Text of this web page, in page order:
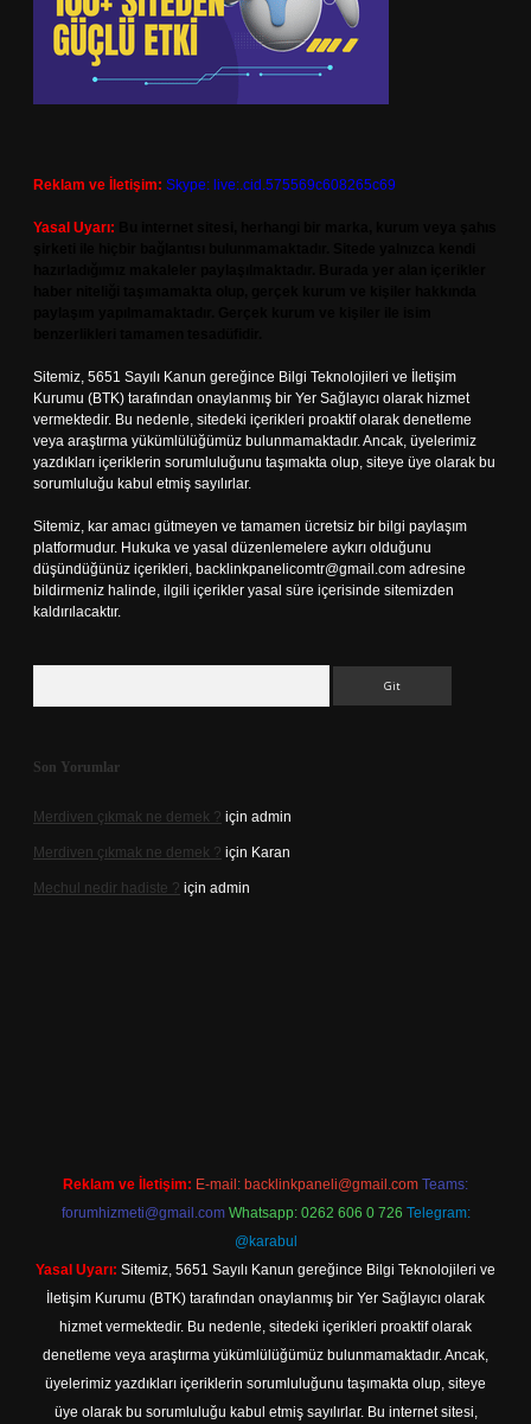
Reklam ve İletişim: Skype: live:.cid.575569c608265c69
Yasal Uyarı:
Sitemiz, 5651 Sayılı Kanun gereğince Bilgi Teknolojileri ve İletişim
Kurumu (BTK) tarafından onaylanmış bir Yer Sağlayıcı olarak hizmet
vermektedir. Bu nedenle, sitedeki içerikleri proaktif olarak denetleme
veya araştırma yükümlülüğümüz bulunmamaktadır. Ancak, üyelerimiz
yazdıkları içeriklerin sorumluluğunu taşımakta olup, siteye üye olarak bu
sorumluluğu kabul etmiş sayılırlar.
Sitemiz, kar amacı gütmeyen ve tamamen ücretsiz bir bilgi paylaşım
platformudur. Hukuka ve yasal düzenlemelere aykırı olduğunu
düşündüğünüz içerikleri, backlinkpanelicomtr@gmail.com adresine
bildirmeniz halinde, ilgili içerikler yasal süre içerisinde sitemizden
kaldırılacaktır.
Son Yorumlar
Merdiven çıkmak ne demek ? için admin
Merdiven çıkmak ne demek ? için Karan
Mechul nedir hadiste ? için admin
Reklam ve İletişim: E-mail: backlinkpaneli@gmail.com Teams:
forumhizmeti@gmail.com Whatsapp: 0262 606 0 726 Telegram:
@karabul
Yasal Uyarı: Sitemiz, 5651 Sayılı Kanun gereğince Bilgi Teknolojileri ve
İletişim Kurumu (BTK) tarafından onaylanmış bir Yer Sağlayıcı olarak
hizmet vermektedir. Bu nedenle, sitedeki içerikleri proaktif olarak
denetleme veya araştırma yükümlülüğümüz bulunmamaktadır. Ancak,
üyelerimiz yazdıkları içeriklerin sorumluluğunu taşımakta olup, siteye
üye olarak bu sorumluluğu kabul etmiş sayılırlar. Bu internet sitesi,